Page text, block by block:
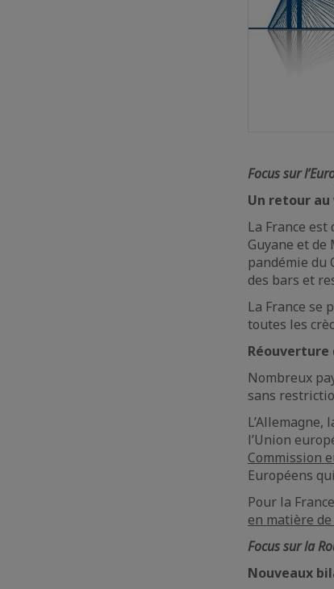
Focus sur
Un retour au
La France
Guyane et de
pandémie du
des bars et
La France se
toutes les
Réouverture
Nombreux
sans
l’Union
Commission
Européens
Pour la
en matière
Focus sur la
Nouveaux